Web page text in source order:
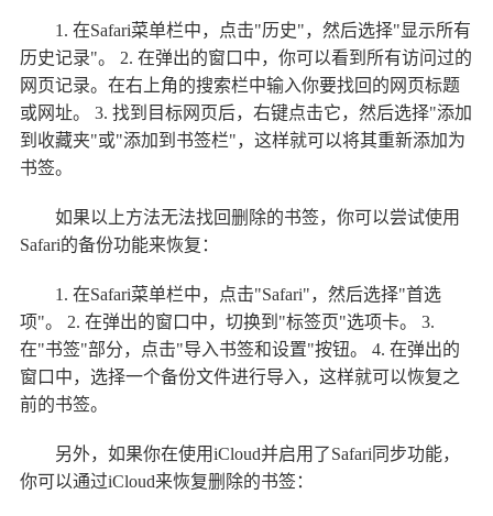
1. 在Safari菜单栏中，点击"历史"，然后选择"显示所有
历史记录"。 2. 在弹出的窗口中，你可以看到所有访问过的
网页记录。在右上角的搜索栏中输入你要找回的网页标题
或网址。 3. 找到目标网页后，右键点击它，然后选择"添加
到收藏夹"或"添加到书签栏"，这样就可以将其重新添加为
书签。
如果以上方法无法找回删除的书签，你可以尝试使用
Safari的备份功能来恢复：
1. 在Safari菜单栏中，点击"Safari"，然后选择"首选
项"。 2. 在弹出的窗口中，切换到"标签页"选项卡。 3.
在"书签"部分，点击"导入书签和设置"按钮。 4. 在弹出的
窗口中，选择一个备份文件进行导入，这样就可以恢复之
前的书签。
另外，如果你在使用iCloud并启用了Safari同步功能，
你可以通过iCloud来恢复删除的书签：